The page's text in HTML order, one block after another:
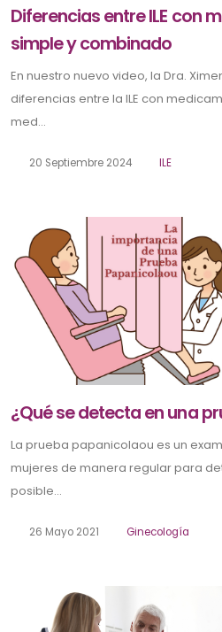
Diferencias entre ILE con
simple y combinado
En nuestro nuevo video, la Dra.
diferencias entre la ILE con
med...
20 Septiembre 2024 ILE
¿Qué se detecta en una
La prueba papanicolaou es un
mujeres de manera regular para
posible...
26 Mayo 2021 Ginecología